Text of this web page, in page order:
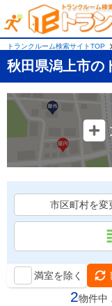
トランクルーム検索サイトTOP
秋田県潟上市の
市区町村を変
満室を除く
2物件中